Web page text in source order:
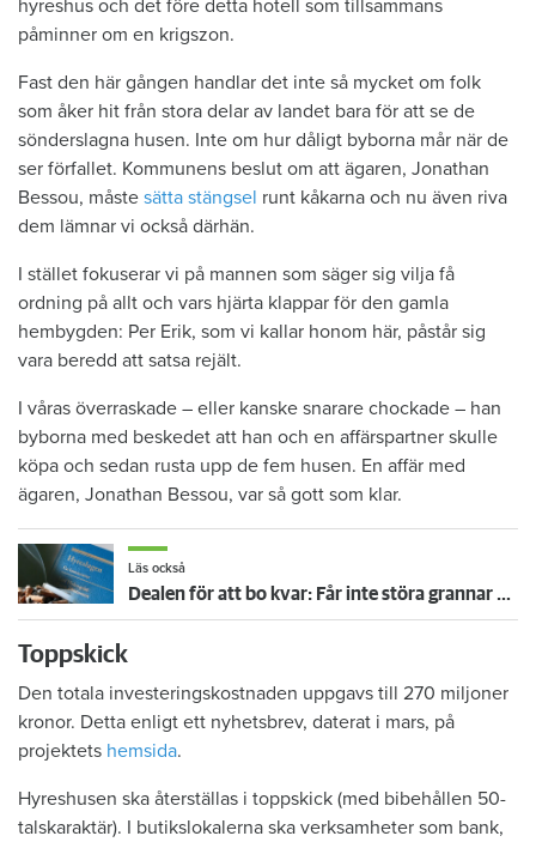
hyreshus och det före detta hotell som tillsammans
påminner om en krigszon.
Fast den här gången handlar det inte så mycket om folk
som åker hit från stora delar av landet bara för att se de
sönderslagna husen. Inte om hur dåligt byborna mår när de
ser förfallet. Kommunens beslut om att ägaren, Jonathan
Bessou, måste sätta stängsel runt kåkarna och nu även riva
dem lämnar vi också därhän.
I stället fokuserar vi på mannen som säger sig vilja få
ordning på allt och vars hjärta klappar för den gamla
hembygden: Per Erik, som vi kallar honom här, påstår sig
vara beredd att satsa rejält.
I våras överraskade – eller kanske snarare chockade – han
byborna med beskedet att han och en affärspartner skulle
köpa och sedan rusta upp de fem husen. En affär med
ägaren, Jonathan Bessou, var så gott som klar.
Läs också
Dealen för att bo kvar: Får inte störa grannar med rökning eller utsätta dem för brandfara
Toppskick
Den totala investeringskostnaden uppgavs till 270 miljoner
kronor. Detta enligt ett nyhetsbrev, daterat i mars, på
projektets hemsida.
Hyreshusen ska återställas i toppskick (med bibehållen 50-
talskaraktär). I butikslokalerna ska verksamheter som bank,